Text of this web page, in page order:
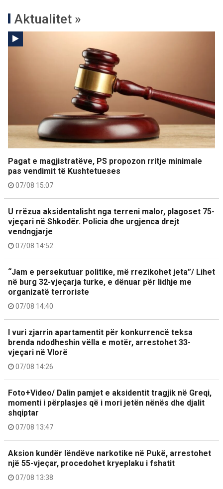
Aktualitet »
Pagat e magjistratëve, PS propozon rritje minimale
pas vendimit të Kushtetueses
07/08 15:07
U rrëzua aksidentalisht nga terreni malor, plagoset 75-
vjeçari në Shkodër. Policia dhe urgjenca drejt
vendngjarje
07/08 14:52
“Jam e persekutuar politike, më rrezikohet jeta”/ Lihet
në burg 32-vjeçarja turke, e dënuar për lidhje me
organizatë terroriste
07/08 14:40
I vuri zjarrin apartamentit për konkurrencë teksa
brenda ndodheshin vëlla e motër, arrestohet 33-
vjeçari në Vlorë
07/08 14:26
Foto+Video/ Dalin pamjet e aksidentit tragjik në Greqi,
momenti i përplasjes që i mori jetën nënës dhe djalit
shqiptar
07/08 13:47
Aksion kundër lëndëve narkotike në Pukë, arrestohet
një 55-vjeçar, procedohet kryeplaku i fshatit
07/08 13:38